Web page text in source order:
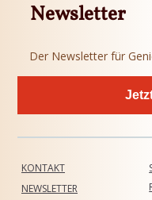
Newsletter
Der Newsletter für
KONTAKT
NEWSLETTER